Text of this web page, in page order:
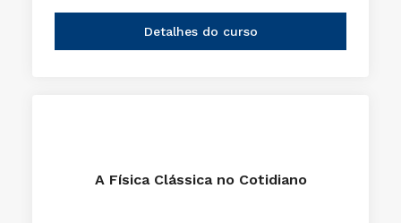
Detalhes do curso
A Física Clássica no Cotidiano